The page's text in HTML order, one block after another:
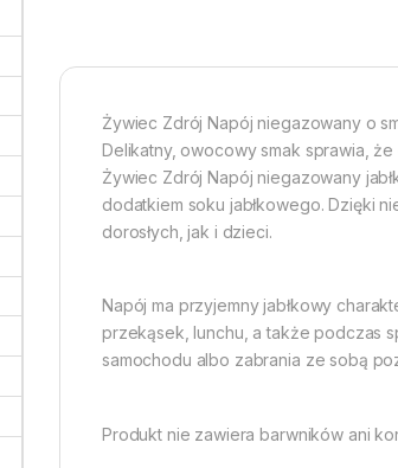
Żywiec Zdrój Napój niegazowany o
Delikatny, owocowy smak sprawia,
Żywiec Zdrój Napój niegazowany
dodatkiem soku jabłkowego. Dzięki
dorosłych, jak i dzieci.
Napój ma przyjemny jabłkowy
przekąsek, lunchu, a także podczas
samochodu albo zabrania ze sobą
Produkt nie zawiera barwników ani